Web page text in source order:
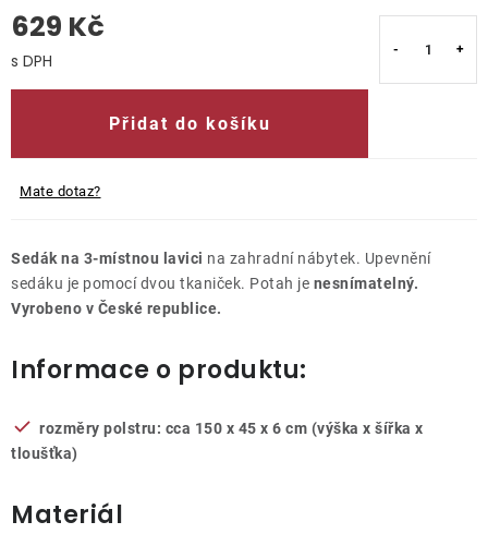
O nás
Kontakty
629 Kč
Přidat do košíku
Mate dotaz?
Sedák na 3-místnou lavici na zahradní nábytek. Upevnění
sedáku je pomocí dvou tkaniček. Potah je nesnímatelný.
Vyrobeno v České republice.
Informace o produktu:
rozměry polstru: cca 150 x 45 x 6 cm (výška x šířka x
tloušťka)
Materiál